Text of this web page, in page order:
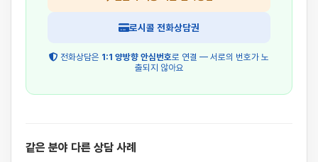
로시콜 전화상담권
전화상담은 1:1 양방향 안심번호로 연결 — 서로의 번호가 노
출되지 않아요
같은 분야 다른 상담 사례